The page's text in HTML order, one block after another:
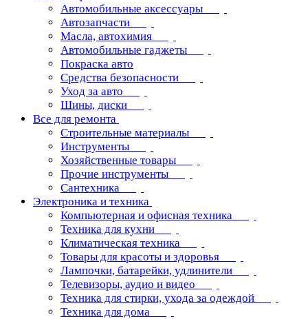
Автомобильные аксессуары
Автозапчасти
Масла, автохимия
Автомобильные гаджеты
Покраска авто
Средства безопасности
Уход за авто
Шины, диски
Все для ремонта
Строительные материалы
Инструменты
Хозяйственные товары
Прочие инструменты
Сантехника
Электроника и техника
Компьютерная и офисная техника
Техника для кухни
Климатическая техника
Товары для красоты и здоровья
Лампочки, батарейки, удлинители
Телевизоры, аудио и видео
Техника для стирки, ухода за одеждой
Техника для дома